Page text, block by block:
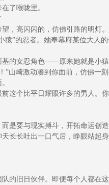
了喉咙里。
，亮闪闪的，仿佛引路的明灯。
”的忍者。她奉幕府某位大人
的女忍角色——原来她就是小猿
山崎激动凑到你面前，仿佛
这个比平日耀眼许多的男人。
是要与现实搏斗，开拓命运创造
长长吐出一口气后，睁眼站起身
旧日伙伴。即便每个人都在